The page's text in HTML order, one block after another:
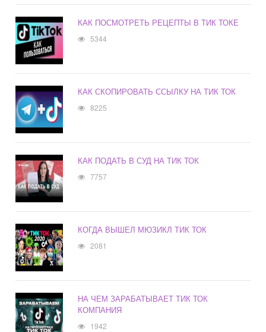
КАК ПОСМОТРЕТЬ РЕЦЕПТЫ В ТИК ТОКЕ
5344
КАК СКОПИРОВАТЬ ССЫЛКУ НА ТИК ТОК
8225
КАК ПОДАТЬ В СУД НА ТИК ТОК
7757
КОГДА ВЫШЕЛ МЮЗИКЛ ТИК ТОК
2081
НА ЧЕМ ЗАРАБАТЫВАЕТ ТИК ТОК
КОМПАНИЯ
1942